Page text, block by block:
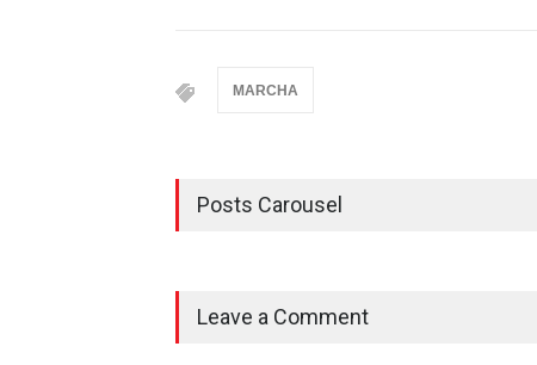
MARCHA
Posts Carousel
Leave a Comment